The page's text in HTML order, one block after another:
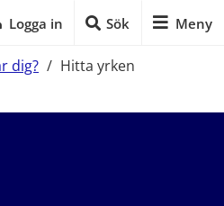
Logga in Sök Meny
dig? / Hitta yrken